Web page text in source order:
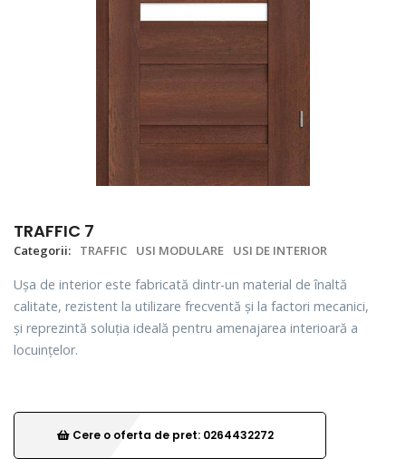
TRAFFIC 7
Categorii: TRAFFIC USI MODULARE USI DE INTERIOR
Ușa de interior este fabricată dintr-un material de înaltă
calitate, rezistent la utilizare frecventă și la factori mecanici,
și reprezintă soluția ideală pentru amenajarea interioară a
locuințelor.
Cere o oferta de pret: 0264432272